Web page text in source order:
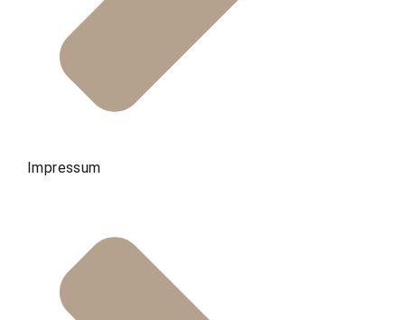
Impressum